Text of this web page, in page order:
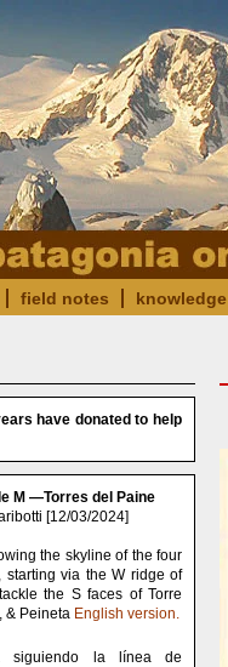
field notes knowledge
have donated to help
M —Torres del Paine
[12/03/2024]
the skyline of the four
starting via the W ridge of
the S faces of Torre
& Peineta English version.
siguiendo la línea de